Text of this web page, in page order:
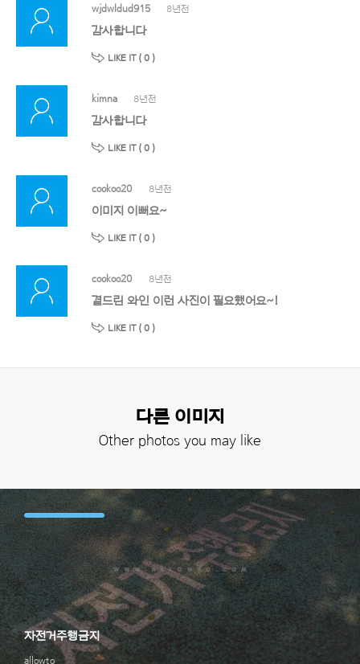
wjdwldud915 8년전
감사합니다
LIKE IT ( 0 )
kimna 8년전
감사합니다
LIKE IT ( 0 )
cookoo20 8년전
이미지 이뻐요~
LIKE IT ( 0 )
cookoo20 8년전
곁드린 와인 이런 사진이 필요했어요~!
LIKE IT ( 0 )
다른 이미지
Other photos you may like
allowto
자전거주행금지